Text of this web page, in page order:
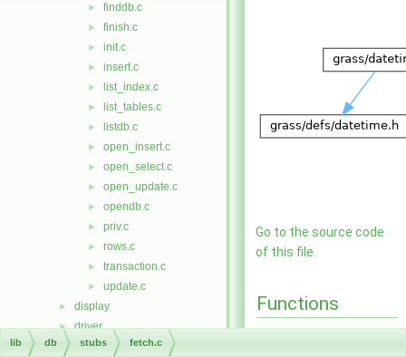
► finddb.c
► finish.c
► init.c
► insert.c
► list_index.c
► list_tables.c
► listdb.c
► open_insert.c
► open_select.c
► open_update.c
► opendb.c
► priv.c
► rows.c
► transaction.c
► update.c
► display
► driver
► dspf
Go to the source code
of this file.
Functions
lib db stubs fetch.c